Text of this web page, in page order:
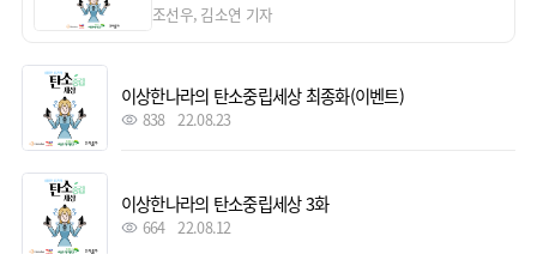
조선우, 김소연 기자
이상한나라의 탄소중립세상 최종화(이벤트)
838 22.08.23
이상한나라의 탄소중립세상 3화
664 22.08.12